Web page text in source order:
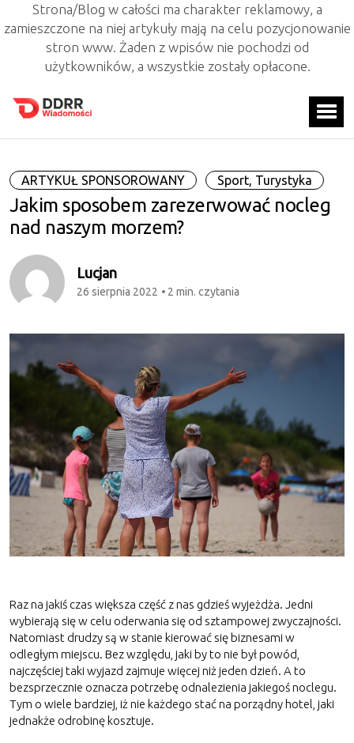
Strona/Blog w całości ma charakter reklamowy, a
zamieszczone na niej artykuły mają na celu pozycjonowanie
stron www. Żaden z wpisów nie pochodzi od
użytkowników, a wszystkie zostały opłacone.
ARTYKUŁ SPONSOROWANY Sport, Turystyka
Jakim sposobem zarezerwować nocleg
nad naszym morzem?
Lucjan
26 sierpnia 2022 2 min. czytania
Raz na jakiś czas większa część z nas gdzieś wyjeżdża. Jedni
wybierają się w celu oderwania się od sztampowej zwyczajności.
Natomiast drudzy są w stanie kierować się biznesami w
odległym miejscu. Bez względu, jaki by to nie był powód,
najczęściej taki wyjazd zajmuje więcej niż jeden dzień. A to
bezsprzecznie oznacza potrzebę odnalezienia jakiegoś noclegu.
Tym o wiele bardziej, iż nie każdego stać na porządny hotel, jaki
jednakże odrobinę kosztuje.